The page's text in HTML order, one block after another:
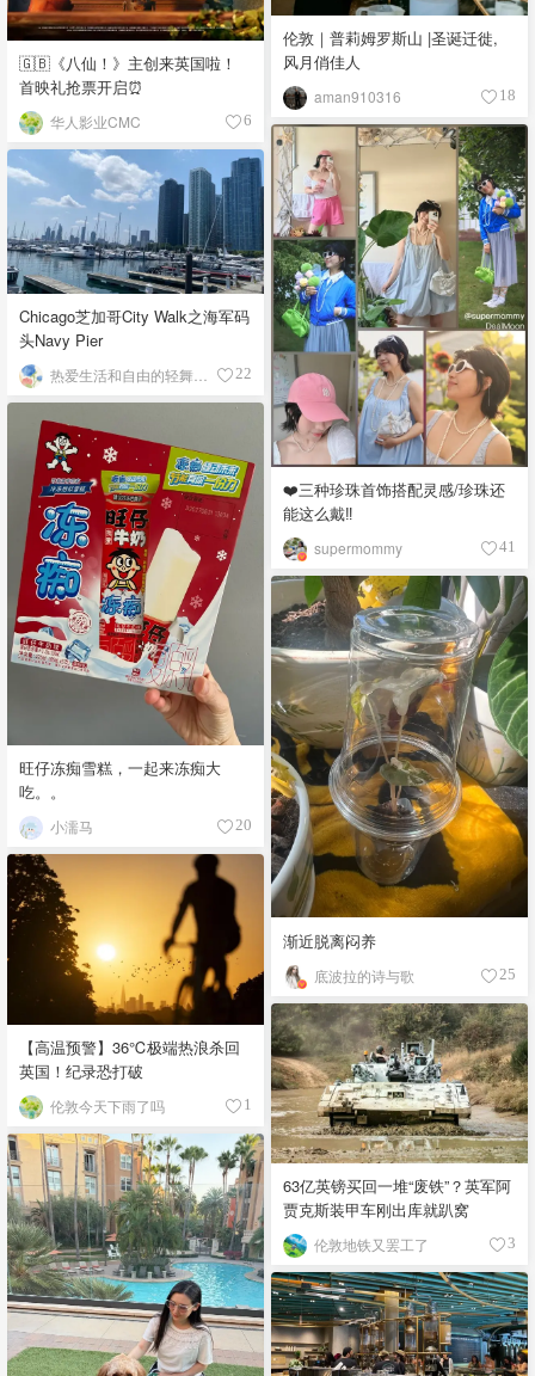
🇬🇧《八仙！》主创来英国啦！
首映礼抢票开启⏰
华人影业CMC 6
伦敦｜普莉姆罗斯山 |圣诞迁徙,
风月俏佳人
aman910316 18
❤️三种珍珠首饰搭配灵感/珍珠还
能这么戴‼️
supermommy 41
Chicago芝加哥City Walk之海军码
头Navy Pier
22
旺仔冻痴雪糕，一起来冻痴大
吃。。
小濡马 20
渐近脱离闷养
底波拉的诗与歌 25
【高温预警】36℃极端热浪杀回
英国！纪录恐打破
伦敦今天下雨了吗 1
63亿英镑买回一堆“废铁”？英军阿
贾克斯装甲车刚出库就趴窝
伦敦地铁又罢工了 3